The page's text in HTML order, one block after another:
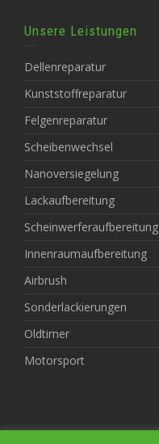
Unsere Leistungen
Dellenreparatur
Kunststoffreparatur
Felgenreparatur
Scheibenwechsel
Nanoversiegelung
Lackaufbereitung
Scheinwerferaufbereitung
Innenraumaufbereitung
Airbrush
Sonderlackierungen
Oldtimer
Motorsport